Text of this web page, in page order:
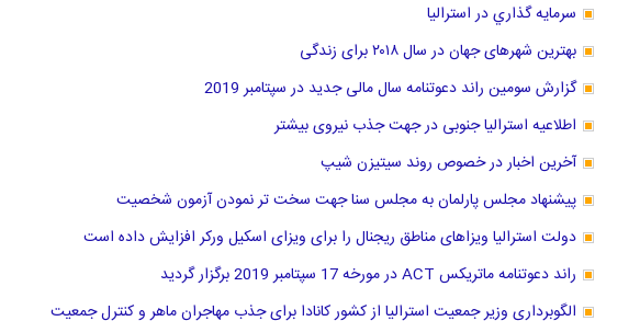
سرمايه گذاري در استراليا
بهترین شهرهای جهان در سال ۲۰۱۸ برای زندگی
گزارش سومین راند دعوتنامه سال مالی جدید در سپتامبر 2019
اطلاعیه استرالیا جنوبی در جهت جذب نیروی بیشتر
آخرین اخبار در خصوص روند سیتیزن شیپ
پیشنهاد مجلس پارلمان به مجلس سنا جهت سخت تر نمودن آزمون شخصیت
دولت استرالیا ویزاهای مناطق ریجنال را برای ویزای اسکیل ورکر افزایش داده است
راند دعوتنامه ماتریکس ACT در مورخه 17 سپتامبر 2019 برگزار گردید
الگوبرداری وزیر جمعیت استرالیا از کشور کانادا برای جذب مهاجران ماهر و کنترل جمعیت